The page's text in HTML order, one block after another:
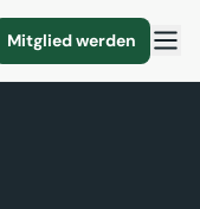
Mitglied werden